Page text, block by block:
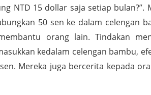
NTD 15 dollar saja setiap bulan?”.
50 sen ke dalam celengan
orang lain. Tindakan
kedalam celengan bambu,
Mereka juga bercerita kepada